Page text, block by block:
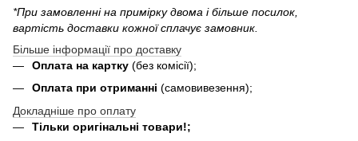
*При замовленні на примірку двома і більше посилок,
вартість доставки кожної сплачує замовник.
Більше інформації про доставку
Оплата на картку (без комісії);
Оплата при отриманні (самовивезення);
Докладніше про оплату
Тільки оригінальні товари!;